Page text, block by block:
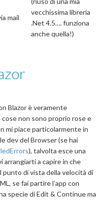
mail
vecchissima libreria
.Net 4.5…. funziona
anche quella!)
Blazor è veramente
non sono proprio rose e
mi piace particolarmente in
dev del Browser (se hai
), talvolta esce una
arrangiarti a capire in che
di vista della velocità di
se fai partire l’app con
specie di Edit & Continue ma